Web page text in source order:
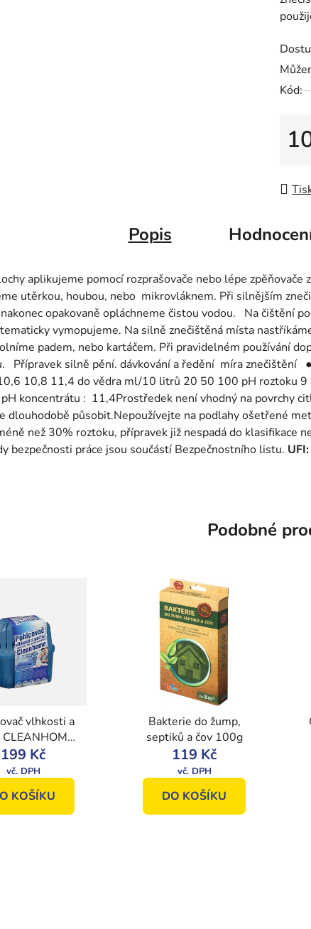
Kód:
Popis
aplikujeme pomocí rozprašovače nebo lépe
utěrkou, houbou, nebo mikrovláknem. Při silnějším
opakovaně opláchneme čistou vodou. Na čištění
vymopujeme. Na silně znečištěná místa
padem, nebo kartáčem. Při pravidelném používání
Přípravek silně pění. dávkování a ředění míra
10,8 11,4 do vědra ml/10 litrů 20 50 100 pH roztoku 9
pH koncentrátu : 11,4Prostředek není vhodný na povrchy
dlouhodobě působit.Nepoužívejte na podlahy ošetřené
než 30% roztoku, přípravek již nespadá do klasifikace
bezpečnosti práce jsou součástí Bezpečnostního listu.
Podobné
vlhkosti a
CLEANHOME,
komplet balení
199 Kč
KOŠÍKU
Bakterie do žump,
septiků a čov 100g
119 Kč
DO KOŠÍKU